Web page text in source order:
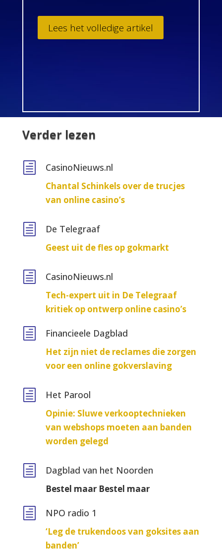
Lees het volledige artikel
Verder lezen
h CasinoNieuws.nl
Chantal Schinkels over de trucjes
van online casino’s
h De Telegraaf
Geest uit de fles op gokmarkt
h CasinoNieuws.nl
Tech-expert uit in De Telegraaf
kritiek op ontwerp online casino’s
h Financieele Dagblad
Het zijn niet de reclames die zorgen
voor een online gokverslaving
h Het Parool
Opinie: Sluwe verkooptechnieken
van webshops moeten aan banden
worden gelegd
h Dagblad van het Noorden
Bestel maar Bestel maar
h NPO radio 1
‘Leg de trukendoos van goksites aan
banden’